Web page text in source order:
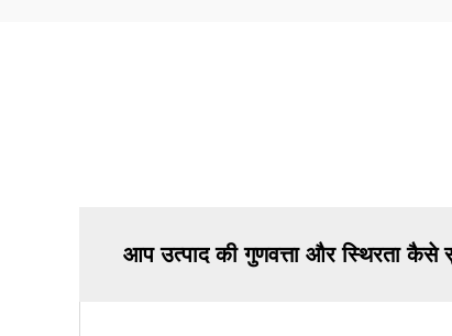
आप उत्पाद की गुणवत्ता और स्थिरता कैसे